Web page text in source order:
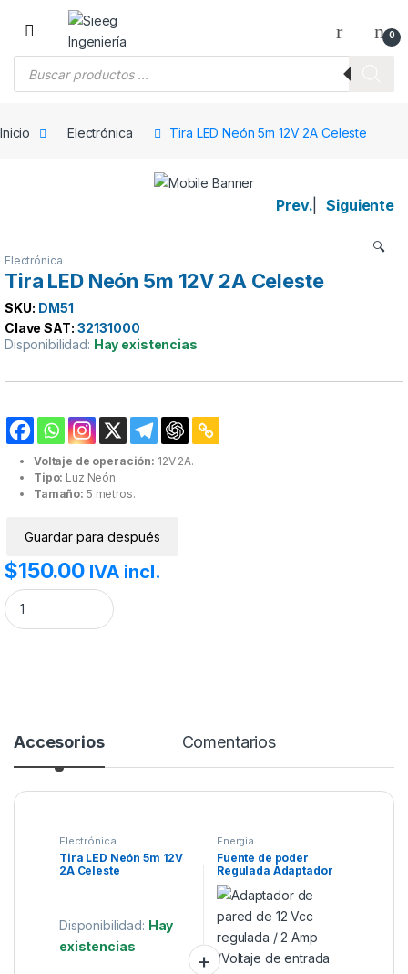
Saltar a la navegación
Saltar al contenido
0
Inicio Electrónica Tira LED Neón 5m 12V 2A Celeste
Prev. Siguiente
🔍
Electrónica
Tira LED Neón 5m 12V 2A Celeste
SKU: DM51
Clave SAT: 32131000
Disponibilidad: Hay existencias
Voltaje de operación: 12V 2A.
Tipo: Luz Neón.
Tamaño: 5 metros.
Guardar para después
$150.00 IVA incl.
Tira LED Neón 5m 12V 2A Celeste cantidad
Accesorios Comentarios
Electrónica
Tira LED Neón 5m 12V
2A Celeste
Disponibilidad: Hay
existencias
Energia
Fuente de poder
Regulada Adaptador
de pared de 12VCC 2A
/Voltaje de entrada de
100 – 240 VCA